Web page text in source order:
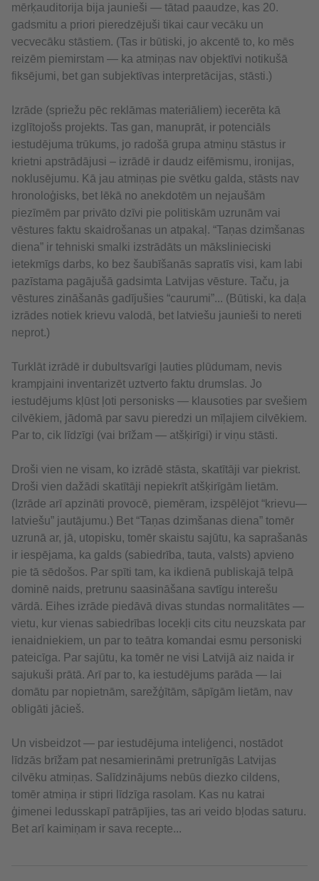
mērķauditorija bija jaunieši — tātad paaudze, kas 20.
gadsmitu a priori pieredzējuši tikai caur vecāku un
vecvecāku stāstiem. (Tas ir būtiski, jo akcentē to, ko mēs
reizēm piemirstam — ka atmiņas nav objektīvi notikušā
fiksējumi, bet gan subjektīvas interpretācijas, stāsti.)
Izrāde (spriežu pēc reklāmas materiāliem) iecerēta kā
izglītojošs projekts. Tas gan, manuprāt, ir potenciāls
iestudējuma trūkums, jo radošā grupa atmiņu stāstus ir
krietni apstrādājusi – izrādē ir daudz eifēmismu, ironijas,
noklusējumu. Kā jau atmiņas pie svētku galda, stāsts nav
hronoloģisks, bet lēkā no anekdotēm un nejaušām
piezīmēm par privāto dzīvi pie politiskām uzrunām vai
vēstures faktu skaidrošanas un atpakaļ. “Taņas dzimšanas
diena” ir tehniski smalki izstrādāts un mākslinieciski
ietekmīgs darbs, ko bez šaubīšanās sapratīs visi, kam labi
pazīstama pagājušā gadsimta Latvijas vēsture. Taču, ja
vēstures zināšanās gadījušies “caurumi”... (Būtiski, ka daļa
izrādes notiek krievu valodā, bet latviešu jaunieši to nereti
neprot.)
Turklāt izrādē ir dubultsvarīgi ļauties plūdumam, nevis
krampjaini inventarizēt uztverto faktu drumslas. Jo
iestudējums kļūst ļoti personisks — klausoties par svešiem
cilvēkiem, jādomā par savu pieredzi un mīļajiem cilvēkiem.
Par to, cik līdzīgi (vai brīžam — atšķirīgi) ir viņu stāsti.
Droši vien ne visam, ko izrādē stāsta, skatītāji var piekrist.
Droši vien dažādi skatītāji nepiekrīt atšķirīgām lietām.
(Izrāde arī apzināti provocē, piemēram, izspēlējot “krievu—
latviešu” jautājumu.) Bet “Taņas dzimšanas diena” tomēr
uzrunā ar, jā, utopisku, tomēr skaistu sajūtu, ka saprašanās
ir iespējama, ka galds (sabiedrība, tauta, valsts) apvieno
pie tā sēdošos. Par spīti tam, ka ikdienā publiskajā telpā
dominē naids, pretrunu saasināšana savtīgu interešu
vārdā. Eihes izrāde piedāvā divas stundas normalitātes —
vietu, kur vienas sabiedrības locekļi cits citu neuzskata par
ienaidniekiem, un par to teātra komandai esmu personiski
pateicīga. Par sajūtu, ka tomēr ne visi Latvijā aiz naida ir
sajukuši prātā. Arī par to, ka iestudējums parāda — lai
domātu par nopietnām, sarežģītām, sāpīgām lietām, nav
obligāti jācieš.
Un visbeidzot — par iestudējuma inteliģenci, nostādot
līdzās brīžam pat nesamierināmi pretrunīgās Latvijas
cilvēku atmiņas. Salīdzinājums nebūs diezko cildens,
tomēr atmiņa ir stipri līdzīga rasolam. Kas nu katrai
ģimenei ledusskapī patrāpījies, tas ari veido bļodas saturu.
Bet arī kaimiņam ir sava recepte...